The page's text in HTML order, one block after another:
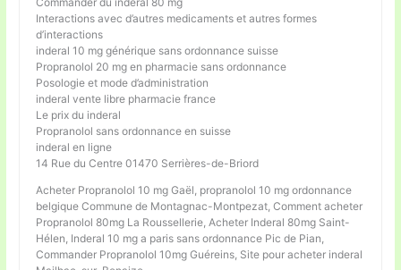
Interactions avec d’autres medicaments et autres formes
d’interactions
inderal 10 mg générique sans ordonnance suisse
Propranolol 20 mg en pharmacie sans ordonnance
Posologie et mode d’administration
inderal vente libre pharmacie france
Le prix du inderal
Propranolol sans ordonnance en suisse
inderal en ligne
14 Rue du Centre 01470 Serrières-de-Briord
Acheter Propranolol 10 mg Gaël, propranolol 10 mg ordonnance
belgique Commune de Montagnac-Montpezat, Comment acheter
Propranolol 80mg La Roussellerie, Acheter Inderal 80mg Saint-
Hélen, Inderal 10 mg a paris sans ordonnance Pic de Pian,
Commander Propranolol 10mg Guéreins, Site pour acheter inderal